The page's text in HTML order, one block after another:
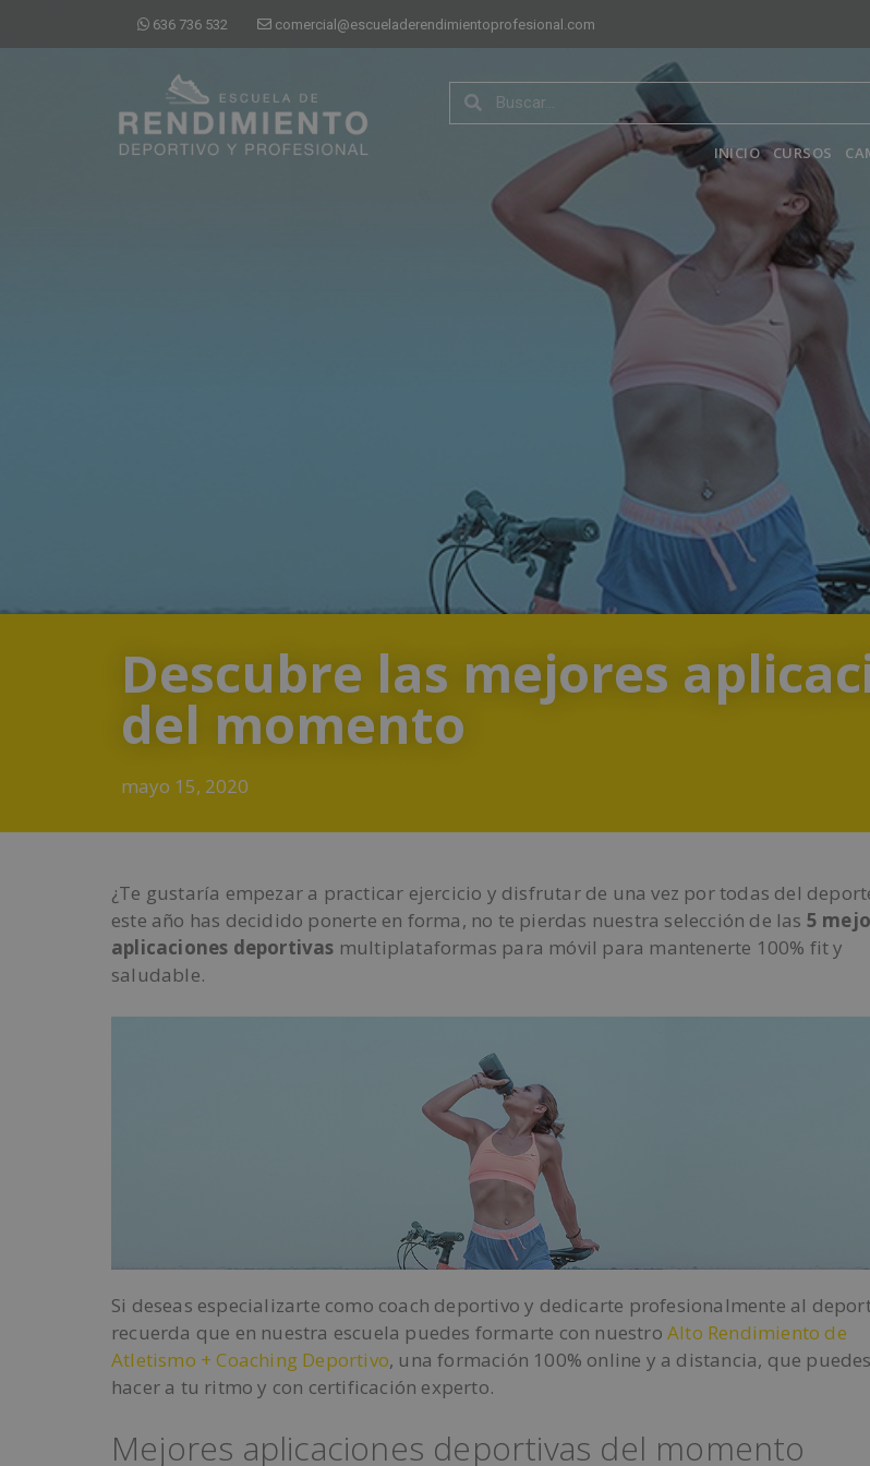
636 736 532 comercial@escueladerendimientoprofesional.com
INICIO CURSOS
Descubre las mejores
del momento
mayo 15, 2020
¿Te gustaría empezar a practicar ejercicio y disfrutar de una vez por todas del
este año has decidido ponerte en forma, no te pierdas nuestra selección de las 5
aplicaciones deportivas multiplataformas para móvil para mantenerte 100% fit y
saludable.
Si deseas especializarte como coach deportivo y dedicarte profesionalmente al
recuerda que en nuestra escuela puedes formarte con nuestroAlto Rendimiento de
Atletismo + Coaching Deportivo, una formación 100% online y a distancia, que puedes
hacer a tu ritmo y con certificación experto.
Mejores aplicaciones deportivas del momento